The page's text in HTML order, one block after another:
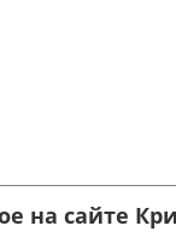
на сайте